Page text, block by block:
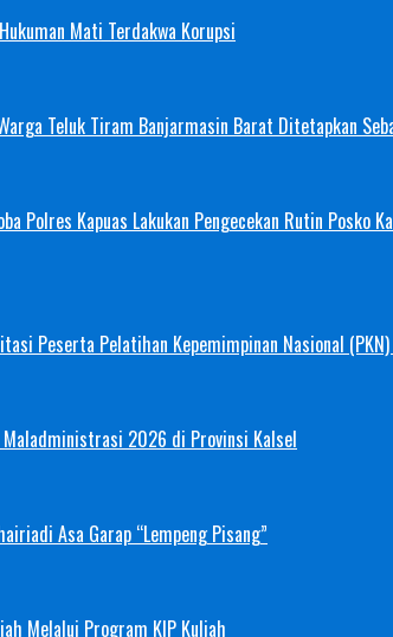
Mati Terdakwa Korupsi
Teluk Tiram Banjarmasin Barat Ditetapkan
Polres Kapuas Lakukan Pengecekan Rutin Posko
Peserta Pelatihan Kepemimpinan Nasional
Maladministrasi 2026 di Provinsi Kalsel
Asa Garap “Lempeng Pisang”
Melalui Program KIP Kuliah